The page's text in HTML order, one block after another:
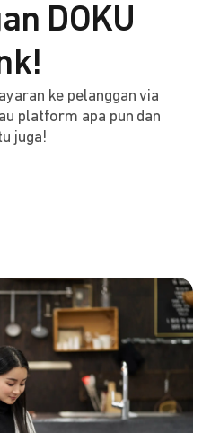
DOKU
ke pelanggan via
platform apa pun dan
juga!